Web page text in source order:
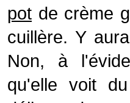
pot de crème
cuillère. Y
Non, à
qu'elle voit